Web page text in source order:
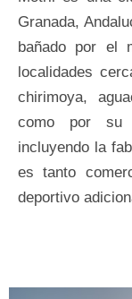
Granada,
bañado por el
localidades
chirimoya,
como por su
incluyendo la
es tanto
deportivo